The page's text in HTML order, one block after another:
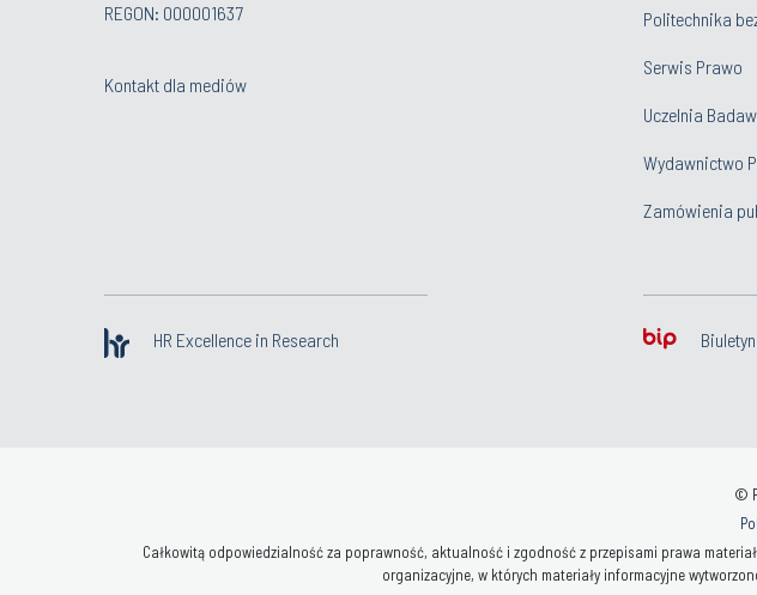
REGON: 000001637
Kontakt dla mediów
Politechnika
Serwis Prawo
Uczelnia
Wydawnictwo
Zamówienia
HR Excellence in Research
©
Całkowitą odpowiedzialność za poprawność, aktualność i zgodność z przepisami prawa
organizacyjne, w których materiały informacyjne